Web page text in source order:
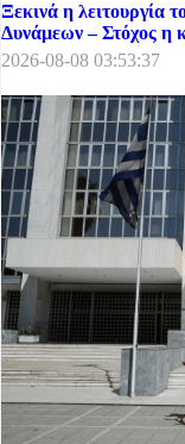
Ξεκινά η λειτουργία
Δυνάμεων – Στόχος η
2026-08-08 03:53:37